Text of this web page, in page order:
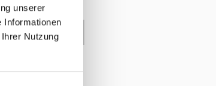
unserer
Informationen
Nutzung